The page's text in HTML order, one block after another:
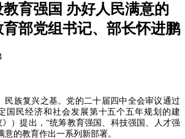
育强国 办好人民满意的
部党组书记、部长怀进鹏
民族复兴之基。党的二十届四中全会审议通过
国民经济和社会发展第十五个五年规划的建
）提出，“统筹教育强国、科技强国、人才强
意的教育作出一系列新部署。